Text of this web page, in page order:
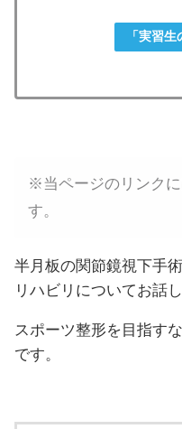
「実習
※当ページのリンク
す。
半月板の関節鏡視下手
リハビリについてお話
スポーツ整形を目指す
です。